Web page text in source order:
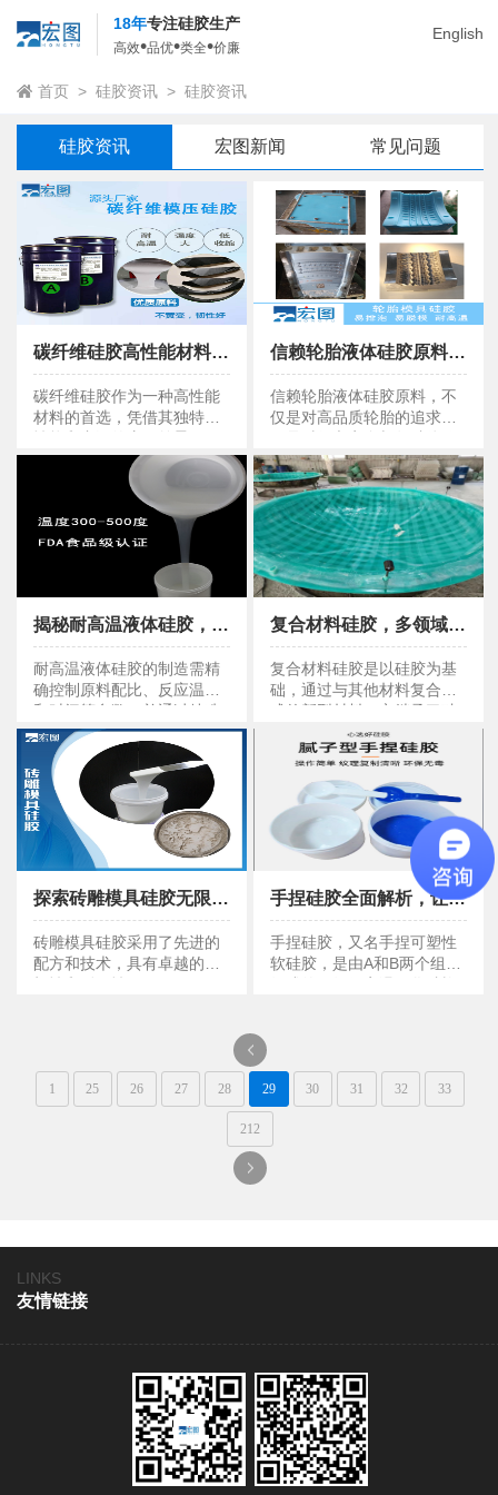
English
18年专注硅胶生产
高效•品优•类全•价廉
首页 > 硅胶资讯 > 硅胶资讯
硅胶资讯 宏图新闻 常见问题
碳纤维硅胶高性能材料的首选，革新你的认知
碳纤维硅胶高性能材料的首选，革新你的认知
碳纤维硅胶作为一种高性能
材料的首选，凭借其独特的
逐步革新我们对高性能材料
信赖轮胎液体硅胶原料
信赖轮胎液体硅胶原料，打造更耐用更安全的行车体验
信赖轮胎液体硅胶原料，不
仅是对高品质轮胎的追求，
的极致关怀。
揭秘耐高温液体硅胶，为何它能如此耐高温 ？
揭秘耐高温液体硅胶，为何它能如此耐高温 ？
耐高温液体硅胶的制造需精
确控制原料配比、反应温度
和时间等参数，并通过特殊
催化剂和添加剂改善性能。
复合材料硅胶，多领域应用的佼佼者
复合材料硅胶，多领域应用的佼佼者，来一探究竟
复合材料硅胶是以硅胶为基
础，通过与其他材料复合形
成的新型材料。它继承了硅
胶的耐高温、耐低温、耐氧
化、耐辐射、无毒无味等特
探索砖雕模具硅胶无限潜能，你准备好了吗？
探索砖雕模具硅胶无限潜能，你准备好了吗？
砖雕模具硅胶采用了先进的
配方和技术，具有卓越的柔
手捏硅胶全面解析，让你一目了然
手捏硅胶全面解析，让你一目了然
手捏硅胶，又名手捏可塑性
软硅胶，是由A和B两个组分
页
1 25 26 27 28 29 30 31 32 33
212
LINKS
友情链接